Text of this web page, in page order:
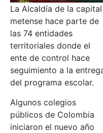
La Alcaldía de la capital
metense hace parte de
las 74 entidades
territoriales donde el
ente de control hace
seguimiento a la
del programa escolar.
Algunos colegios
públicos de Colombia
iniciaron el nuevo año